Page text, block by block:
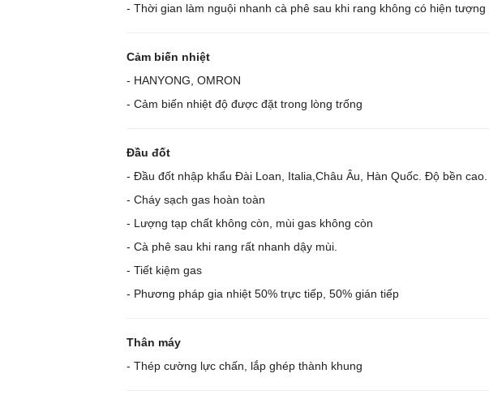
- Thời gian làm nguội nhanh cà phê sau khi rang không có hiện tượng
Cảm biến nhiệt
- HANYONG, OMRON
- Cảm biến nhiệt độ được đặt trong lòng trống
Đầu đốt
- Đầu đốt nhập khẩu Đài Loan, Italia,Châu Âu, Hàn Quốc. Độ bền cao.
- Cháy sạch gas hoàn toàn
- Lượng tạp chất không còn, mùi gas không còn
- Cà phê sau khi rang rất nhanh dậy mùi.
- Tiết kiệm gas
- Phương pháp gia nhiệt 50% trực tiếp, 50% gián tiếp
Thân máy
- Thép cường lực chấn, lắp ghép thành khung